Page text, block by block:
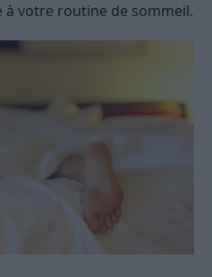
votre routine de sommeil.